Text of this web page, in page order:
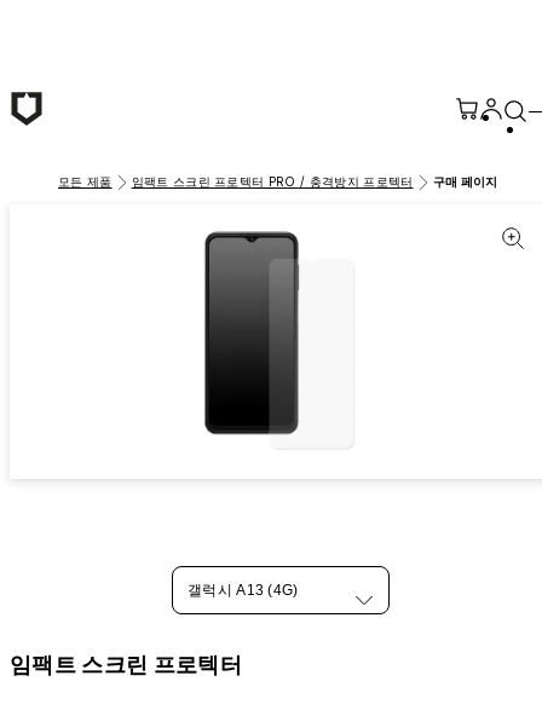
모든 제품 임팩트 스크린 프로텍터 PRO / 충격방지 프로텍터 구매 페이지
갤럭시 A13 (4G)
임팩트 스크린 프로텍터